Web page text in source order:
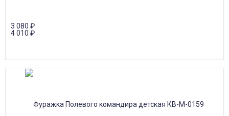
3 080 ₽
4 010 ₽